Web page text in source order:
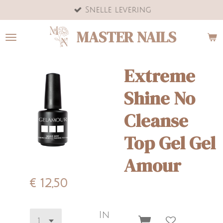
direct
naar
MASTER NAILS
Snelle levering
Extreme
Shine No
Cleanse
Top Gel Gel
Amour
€ 12,50
In